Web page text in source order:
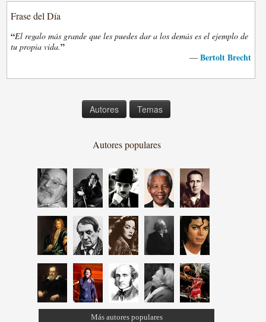
Frase del Día
“El regalo más grande que les puedes dar a los demás es el ejemplo de
tu propia vida.”
— Bertolt Brecht
Autores Temas
Autores populares
Más autores populares